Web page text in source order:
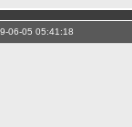
06-05 05:41:18